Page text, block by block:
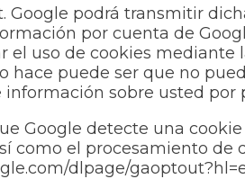
Google podrá transmitir
por cuenta de
el uso de cookies
hace puede ser que no
sobre usted por
Google detecte una
como el procesamiento
dlpage/